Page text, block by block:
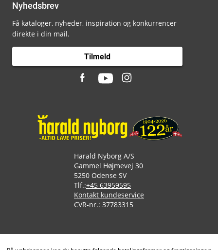
Nyhedsbrev
Få kataloger, nyheder, inspiration og konkurrencer
direkte i din mail.
Tilmeld
Harald Nyborg A/S
Gammel Højmevej 30
5250 Odense SV
Tlf.:+45 63959595
Kontakt kundeservice
CVR-nr.: 37783315